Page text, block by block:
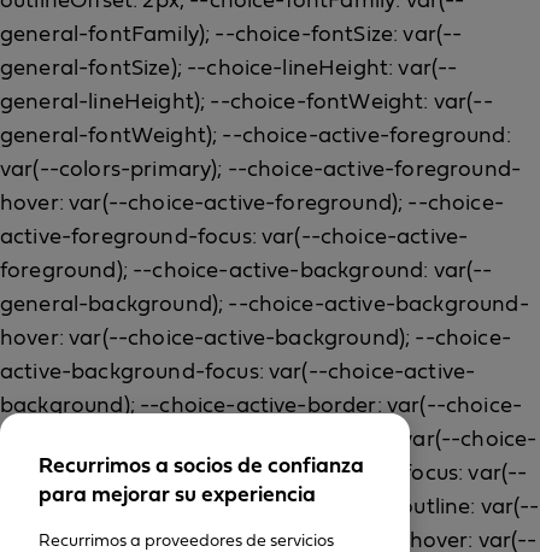
Recurrimos a socios de confianza
para mejorar su experiencia
Recurrimos a proveedores de servicios